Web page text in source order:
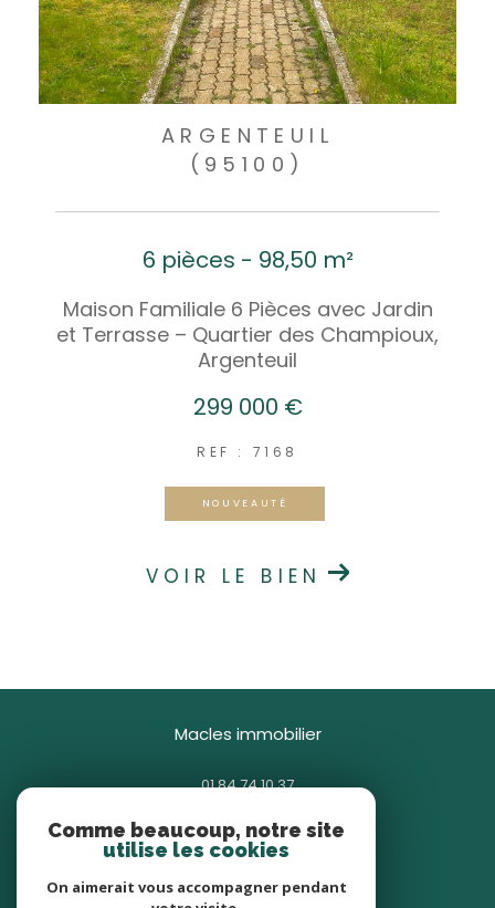
ARGENTEUIL
(95100)
6 pièces - 98,50 m²
Maison Familiale 6 Pièces avec Jardin
et Terrasse – Quartier des Champioux,
Argenteuil
299 000 €
REF : 7168
NOUVEAUTÉ
VOIR LE BIEN
macles immobilier
01 84 74 10 37
85 avenue Général Gallieni
93380 pierrefitte-sur-seine
Comme beaucoup, notre site
utilise les cookies
On aimerait vous accompagner pendant